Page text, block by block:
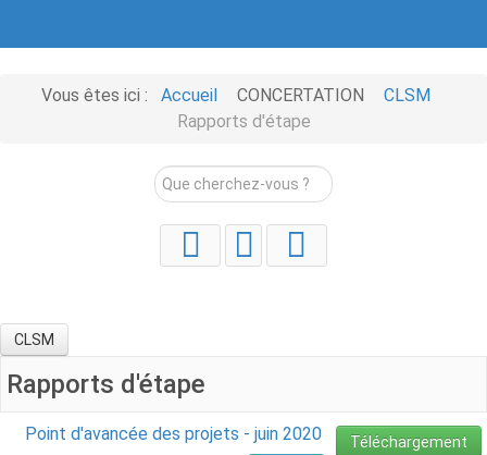
Vous êtes ici : Accueil CONCERTATION
CLSM
Rapports d'étape
Rechercher
CLSM
Rapports d'étape
Point d'avancée des projets - juin 2020
Téléchargement